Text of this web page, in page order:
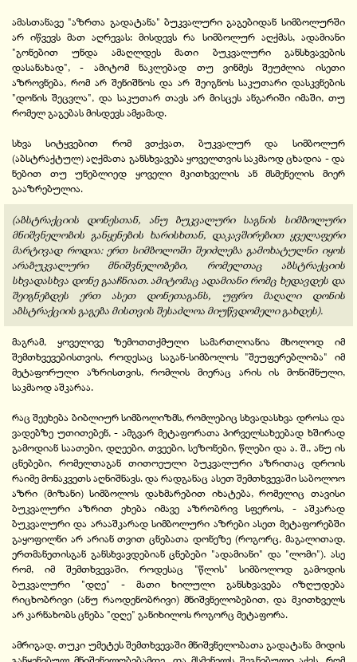
ამასთანავე "აზრთა გადატანა" ბუკვალური გაგებიდან სიმბოლურში
არ იწვევს მათ აღრევას: მისდევს რა სიმბოლურ აღქმას, ადამიანი
"გონებით უნდა ამაღლდეს მათი ბუკვალური განსხვავების
დასანახად", - ამიტომ ნაკლებად თუ ვინმეს შეუძლია ისეთი
აზროვნება, რომ არ შენიშნოს და არ შეიგნოს საკუთარი დასკვნების
"დონის შეცვლა", და საკუთარ თავს არ მისცეს ანგარიში იმაში, თუ
რომელ გაგებას მისდევს ამჟამად.
სხვა სიტყვებით რომ ვთქვათ, ბუკვალურ და სიმბოლურ
(აბსტრაქტულ) აღქმათა განსხვავება ყოველთვის საკმაოდ ცხადია - და
ნებით თუ უნებლიედ ყოველი მკითხველის ან მსმენელის მიერ
გააზრებულია.
(აბსტრაქციის დონესთან, ანუ ბუკვალური საგნის სიმბოლური
მნიშვნელობის განყენების ხარისხთან, დაკავშირებით ყველაფერი
მარტივად როდია: ერთ სიმბოლოში შეიძლება გამოხატულნი იყოს
არაბუკვალური მნიშვნელობები, რომელთაც აბსტრაქციის
სხვადასხვა დონე გააჩნიათ. ამიტომაც ადამიანი რომც ხედავდეს და
შეიგნებდეს ერთ ასეთ დონეთაგანს, უფრო მაღალი დონის
აბსტრაქციის გაგება მისთვის შესაძლოა მიუწვდომელი გახდეს).
მაგრამ, ყოველივე ზემოთთქმული სამართლიანია მხოლოდ იმ
შემთხვევებისთვის, როდესაც საგან-სიმბოლოს "შეუფერებლობა" იმ
მეტაფორული აზრისთვის, რომლის მიერაც არის ის მონიშნული,
საკმაოდ აშკარაა.
რაც შეეხება ბიბლიურ სიმბოლიზმს, რომლებიც სხვადასხვა დროსა და
ვადებზე უთითებენ, - ამგვარ მეტაფორათა პირველსახეებად ხშირად
გამოდიან საათები, დღეები, თვეები, სეზონები, წლები და ა. შ., ანუ ის
ცნებები, რომელთაგან თითოეული ბუკვალური აზრითაც დროის
რაიმე მონაკვეთს აღნიშნავს. და რადგანაც ასეთ შემთხვევაში საბოლოო
აზრი (მიზანი) სიმბოლოს დახმარებით იხატება, რომელიც თავისი
ბუკვალური აზრით ეხება იმავე აზრობრივ სფეროს, - აშკარად
ბუკვალური და არააშკარად სიმბოლური აზრები ასეთ მეტაფორებში
გაყოფილნი არ არიან თვით ცნებათა დონეზე (როგორც, მაგალითად,
ერთმანეთისგან განსხვავდებიან ცნებები "ადამიანი" და "ლომი"). ასე
რომ, იმ შემთხვევაში, როდესაც "წლის" სიმბოლოდ გამოდის
ბუკვალური "დღე" - მათი ხილული განსხვავება იზღუდება
რიცხობრივი (ანუ რაოდენობრივი) მნიშვნელობებით, და მკითხველს
არ კარნახობს ცნება "დღე" განიხილოს როგორც მეტაფორა.
ამრიგად, თუკი უმეტეს შემთხვევაში მნიშვნელობათა გადატანა მიდის